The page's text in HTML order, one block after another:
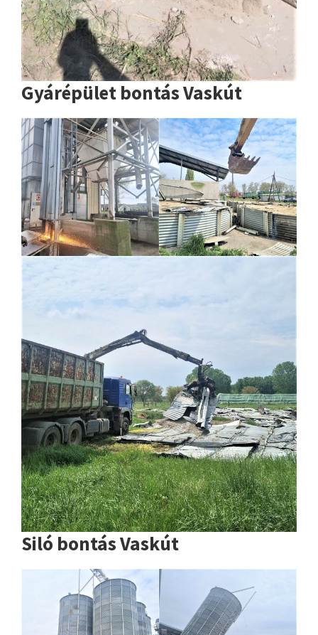
Gyárépület bontás Vaskút
Siló bontás Vaskút